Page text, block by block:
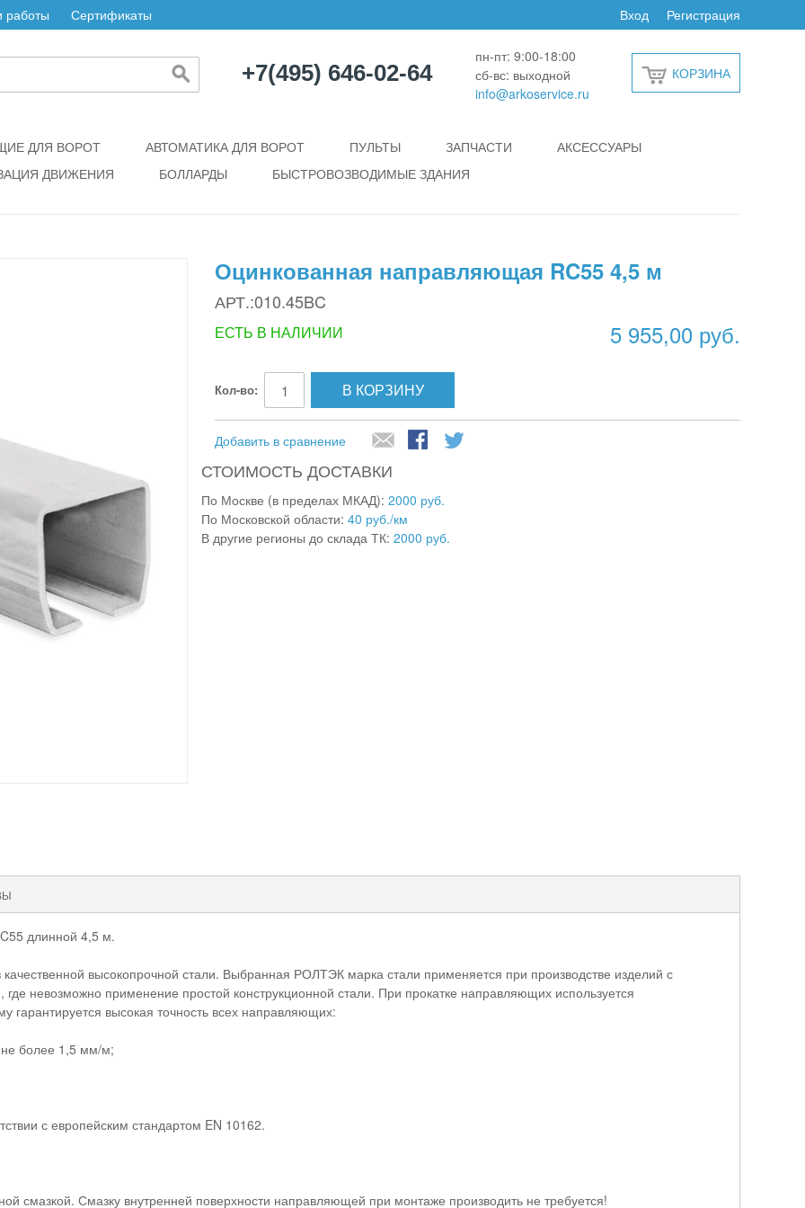
Сертификаты Регистрация
Вход
+7(495) 646-02-64
пн-пт: 9:00-18:00
сб-вс: выходной
info@arkoservice.ru
КОРЗИНА
ДЛЯ ВОРОТ АВТОМАТИКА ДЛЯ ВОРОТ ПУЛЬТЫ ЗАПЧАСТИ
АКСЕССУАРЫ
ДВИЖЕНИЯ
БОЛЛАРДЫ БЫСТРОВОЗВОДИМЫЕ ЗДАНИЯ
Оцинкованная направляющая RC55 4,5 м
АРТ.:010.45BC
5 955,00 руб.
ЕСТЬ В НАЛИЧИИ
Кол-во: В КОРЗИНУ
Добавить в сравнение
СТОИМОСТЬ ДОСТАВКИ
По Москве (в пределах МКАД): 2000 руб.
По Московской области: 40 руб./км
В другие регионы до склада ТК: 2000 руб.
длинной 4,5 м.
высокопрочной стали. Выбранная РОЛТЭК марка стали применяется при производстве изделий с
невозможно применение простой конструкционной стали. При прокатке направляющих используется
гарантируется высокая точность всех направляющих:
более 1,5 мм/м;
с европейским стандартом EN 10162.
смазкой. Смазку внутренней поверхности направляющей при монтаже производить не требуется!